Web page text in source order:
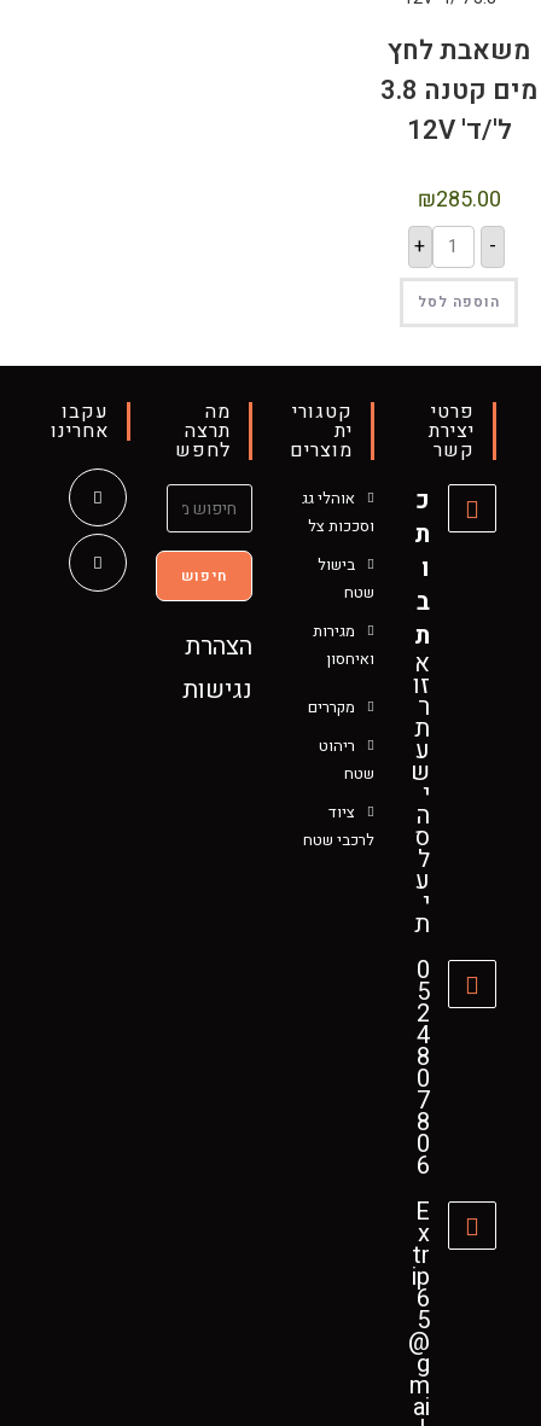
משאבת לחץ
מים קטנה 3.8
ל'/ד' 12V
₪285.00
הוספה לסל
פרטי
יצירת
קשר
כ
ת
ב
ת
א
זו
ת
ע
ש
ה
ס
ל
ע
ת
0
5
2
4
8
0
7
8
0
6
E
x
tr
ip
6
5
@
g
m
ai
קטגורי
ית
מוצרים
אוהלי גג
וסככות צל
בישול
שטח
מגירות
ואיחסון
מקררים
ריהוט
שטח
ציוד
לרכבי שטח
מה
תרצה
לחפש
חיפוש
הצהרת
נגישות
עקבו
אחרינו